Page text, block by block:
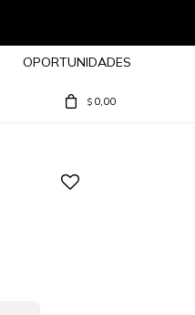
OPORTUNIDADES
$ 0,00